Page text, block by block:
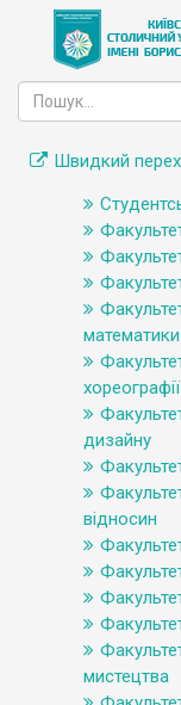
Швидкий
математики
хореографії
дизайну
відносин
мистецтва